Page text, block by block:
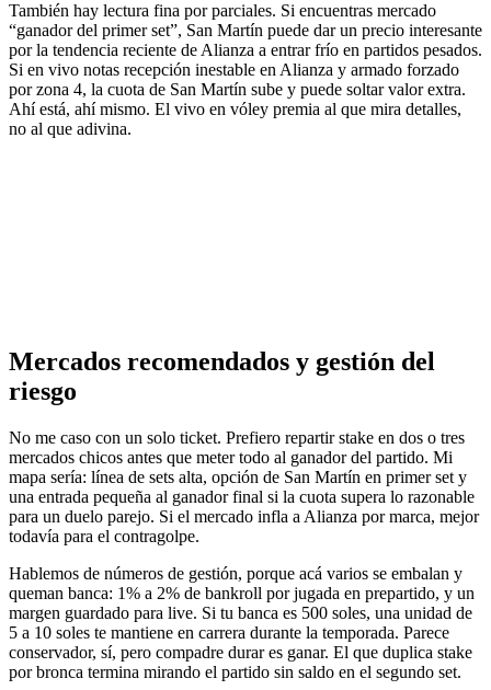
También hay lectura fina por parciales. Si encuentras mercado
“ganador del primer set”, San Martín puede dar un precio interesante
por la tendencia reciente de Alianza a entrar frío en partidos pesados.
Si en vivo notas recepción inestable en Alianza y armado forzado
por zona 4, la cuota de San Martín sube y puede soltar valor extra.
Ahí está, ahí mismo. El vivo en vóley premia al que mira detalles,
no al que adivina.
Mercados recomendados y gestión del
riesgo
No me caso con un solo ticket. Prefiero repartir stake en dos o tres
mercados chicos antes que meter todo al ganador del partido. Mi
mapa sería: línea de sets alta, opción de San Martín en primer set y
una entrada pequeña al ganador final si la cuota supera lo razonable
para un duelo parejo. Si el mercado infla a Alianza por marca, mejor
todavía para el contragolpe.
Hablemos de números de gestión, porque acá varios se embalan y
queman banca: 1% a 2% de bankroll por jugada en prepartido, y un
margen guardado para live. Si tu banca es 500 soles, una unidad de
5 a 10 soles te mantiene en carrera durante la temporada. Parece
conservador, sí, pero compadre durar es ganar. El que duplica stake
por bronca termina mirando el partido sin saldo en el segundo set.